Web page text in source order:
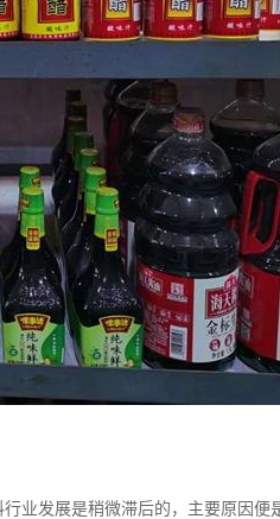
业发展是稍微滞后的，主要原因便